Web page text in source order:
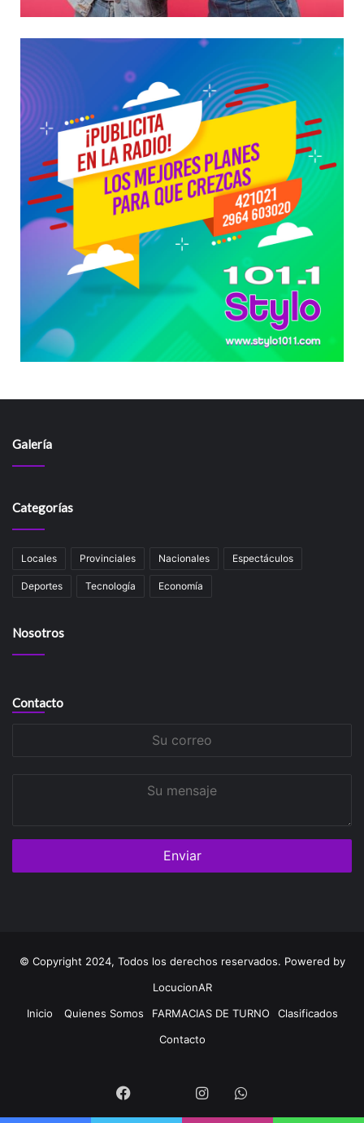
Galería
Categorías
Locales Provinciales Nacionales Espectáculos
Deportes Tecnología Economía
Nosotros
Contacto
© Copyright 2024, Todos los derechos reservados. Powered by
LocucionAR
Inicio
Quienes Somos FARMACIAS DE TURNO
Clasificados
Contacto
Facebook InstagramWhatsapp